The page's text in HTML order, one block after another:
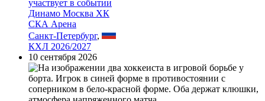
Динамо Москва ХК
СКА Арена
Санкт-Петербург,
КХЛ 2026/2027
10 сентября 2026